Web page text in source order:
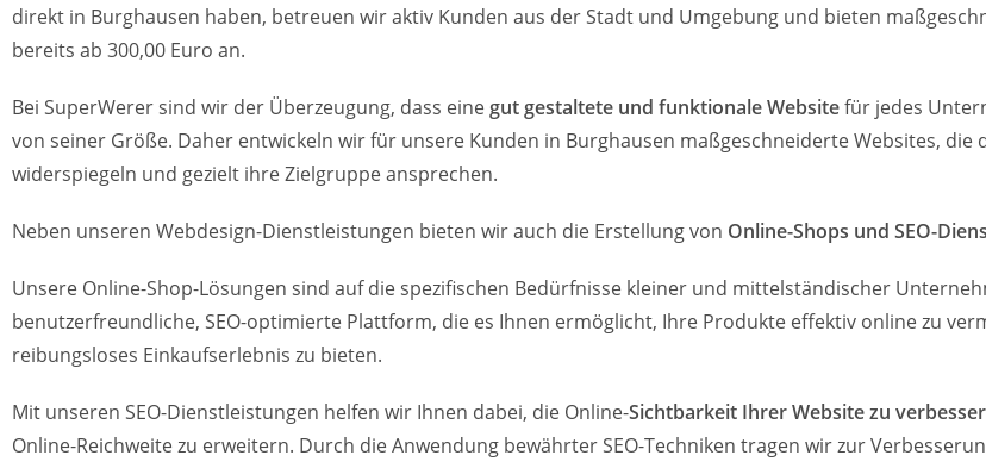
direkt in Burghausen haben, betreuen wir aktiv Kunden aus der Stadt und Umgebung und bieten
bereits ab 300,00 Euro an.
Bei SuperWerer sind wir der Überzeugung, dass eine gut gestaltete und funktionale Websitefür jedes
von seiner Größe. Daher entwickeln wir für unsere Kunden in Burghausen maßgeschneiderte Websites, die
widerspiegeln und gezielt ihre Zielgruppe ansprechen.
Neben unseren Webdesign-Dienstleistungen bieten wir auch die Erstellung von Online-Shops und SEO-
Unsere Online-Shop-Lösungen sind auf die spezifischen Bedürfnisse kleiner und mittelständischer
benutzerfreundliche, SEO-optimierte Plattform, die es Ihnen ermöglicht, Ihre Produkte effektiv online zu
reibungsloses Einkaufserlebnis zu bieten.
Mit unseren SEO-Dienstleistungen helfen wir Ihnen dabei, die Online-Sichtbarkeit Ihrer Website zu
Online-Reichweite zu erweitern. Durch die Anwendung bewährter SEO-Techniken tragen wir zur